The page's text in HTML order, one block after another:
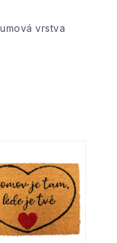
vrstva